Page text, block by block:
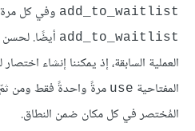
add_to_waitlist وفي كل مرة
add_to_waitlist أيضًا.
العملية السابقة، إذ يمكننا إنشاء
المفتاحية use مرةً واحدةً فقط ومن
المُختصر في كل مكان ضمن النطاق.